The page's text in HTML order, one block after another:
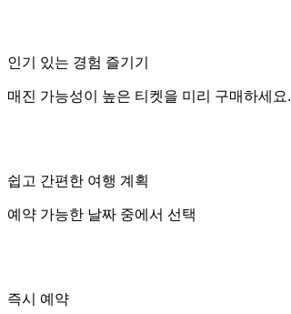
인기 있는 경험 즐기기
매진 가능성이 높은 티켓을 미리 구매하세요.
쉽고 간편한 여행 계획
예약 가능한 날짜 중에서 선택
즉시 예약